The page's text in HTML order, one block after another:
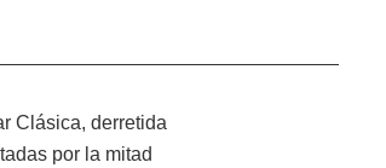
Clásica, derretida
por la mitad